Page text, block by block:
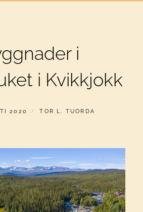
i
i Kvikkjokk
2020 AV
TOR L. TUORDA